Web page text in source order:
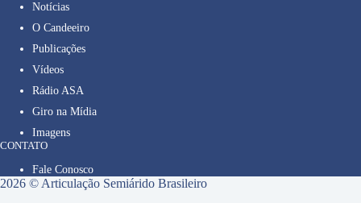
Notícias
O Candeeiro
Publicações
Vídeos
Rádio ASA
Giro na Mídia
Imagens
CONTATO
Fale Conosco
2026 © Articulação Semiárido Brasileiro